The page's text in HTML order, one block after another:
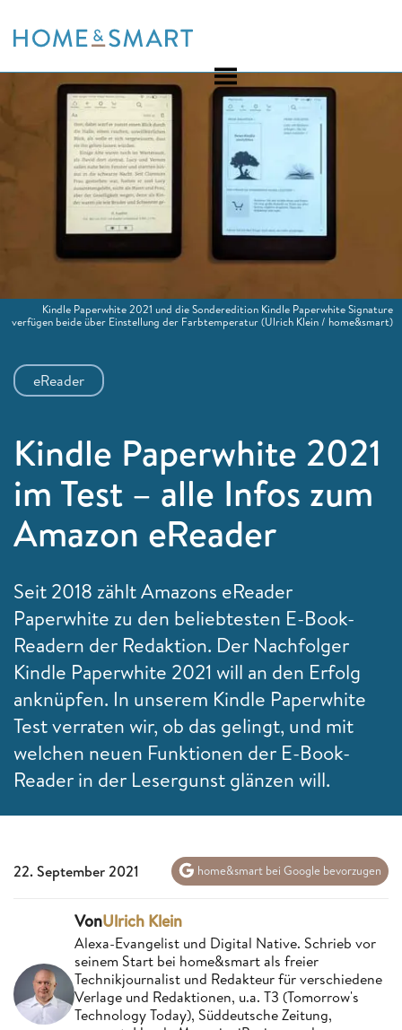
to
eReader
Kindle Paperwhite 2021
im Test – alle Infos zum
Amazon eReader
Seit 2018 zählt Amazons eReader
Paperwhite zu den beliebtesten E-Book-
Readern der Redaktion. Der Nachfolger
Kindle Paperwhite 2021 will an den Erfolg
anknüpfen. In unserem Kindle Paperwhite
Test verraten wir, ob das gelingt, und mit
welchen neuen Funktionen der E-Book-
Reader in der Lesergunst glänzen will.
Kindle Paperwhite 2021 und die Sonderedition Kindle Paperwhite Signature
verfügen beide über Einstellung der Farbtemperatur(Ulrich Klein / home&smart)
22. September 2021 home&smart bei Google bevorzugen
VonUlrich Klein
Alexa-Evangelist und Digital Native. Schrieb vor
seinem Start bei home&smart als freier
Technikjournalist und Redakteur für verschiedene
Verlage und Redaktionen, u.a. T3 (Tomorrow's
Technology Today), Süddeutsche Zeitung,